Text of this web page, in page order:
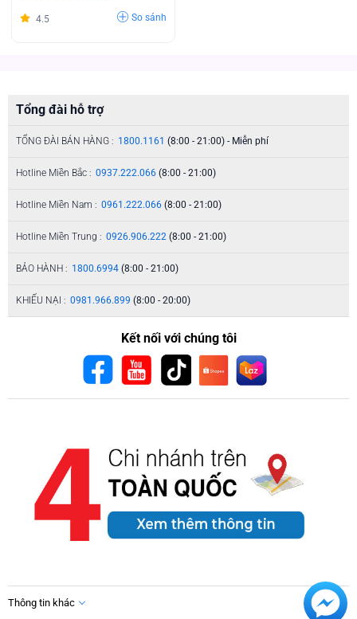
4.5 So sánh
Tổng đài hỗ trợ
TỔNG ĐÀI BÁN HÀNG : 1800.1161 (8:00 - 21:00) - Miễn phí
Hotline Miền Bắc : 0937.222.066 (8:00 - 21:00)
Hotline Miền Nam : 0961.222.066 (8:00 - 21:00)
Hotline Miền Trung : 0926.906.222 (8:00 - 21:00)
BẢO HÀNH : 1800.6994 (8:00 - 21:00)
KHIẾU NẠI : 0981.966.899 (8:00 - 20:00)
Kết nối với chúng tôi
Thông tin khác